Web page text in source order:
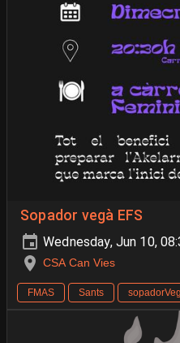
Sopador vegà EFS
Wednesday, Jun 10,
CSA Can Vies
FMAS Sants